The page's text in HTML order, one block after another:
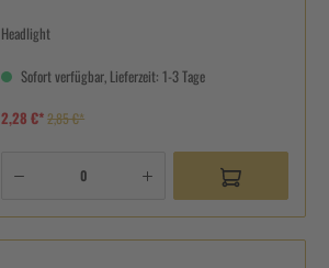
Headlight
Sofort verfügbar, Lieferzeit: 1-3 Tage
2,28 €*2,85 €*